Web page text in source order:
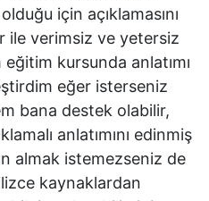
için açıklamasını
ile verimsiz ve yetersiz
eğitim kursunda anlatımı
eğer isterseniz
bana destek olabilir,
anlatımını edinmiş
almak istemezseniz de
kaynaklardan